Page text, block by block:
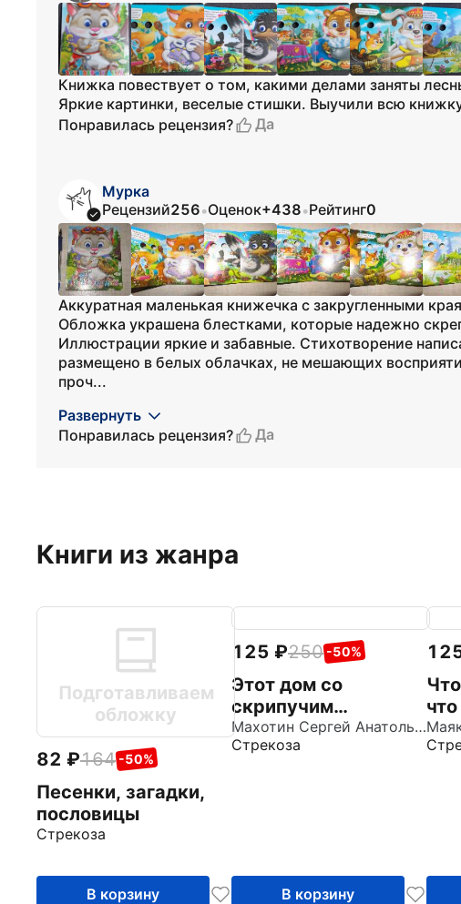
Книжка повествует о том, какими делами заняты
Яркие картинки, веселые стишки. Выучили всю
Понравилась рецензия?
Да
Мурка
Рецензий256•Оценок+438•Рейтинг0
Аккуратная маленькая книжечка с закругленными
Обложка украшена блестками, которые надежно
Иллюстрации яркие и забавные. Стихотворение
размещено в белых облачках, не мешающих
проч...
Развернуть
Понравилась рецензия?
Да
Книги из жанра
Подготавливаем
обложку
82 164 -50%
Песенки, загадки,
пословицы
Стрекоза
В корзину
125 250 -50%
Этот дом со
скрипучим
крыльцом
Махотин Сергей Анатольевич
Стрекоза
В корзину